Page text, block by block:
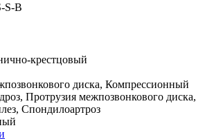
S-B
крестцовый
диска, Компрессионный
Протрузия межпозвонкового диска,
Спондилоартроз